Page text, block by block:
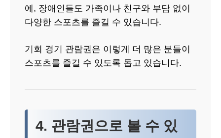
에, 장애인들도 가족이나 친구와 부담 없이
다양한 스포츠를 즐길 수 있습니다.
기회 경기 관람권은 이렇게 더 많은 분들이
스포츠를 즐길 수 있도록 돕고 있습니다.
4. 관람권으로 볼 수 있